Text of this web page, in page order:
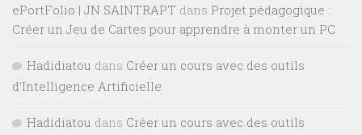
ePortFolio | JN SAINTRAPT dans Projet pédagogique :
Créer un Jeu de Cartes pour apprendre à monter un PC
Hadidiatou dans Créer un cours avec des outils
d’Intelligence Artificielle
Hadidiatou dans Créer un cours avec des outils